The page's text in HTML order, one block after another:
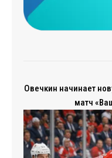
Овечкин начинает
матч